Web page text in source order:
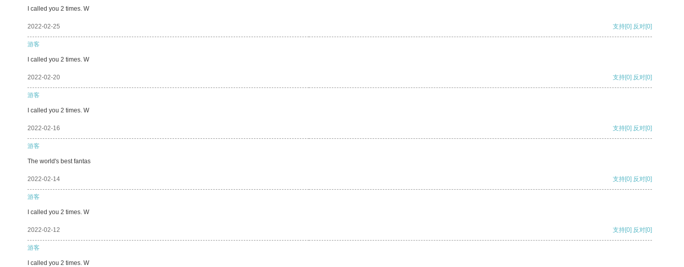
I called you 2 times. W
2022-02-25 支持[0] 反对[0]
游客
I called you 2 times. W
2022-02-20 支持[0] 反对[0]
游客
I called you 2 times. W
2022-02-16 支持[0] 反对[0]
游客
The world's best fantas
2022-02-14 支持[0] 反对[0]
游客
I called you 2 times. W
2022-02-12 支持[0] 反对[0]
游客
I called you 2 times. W